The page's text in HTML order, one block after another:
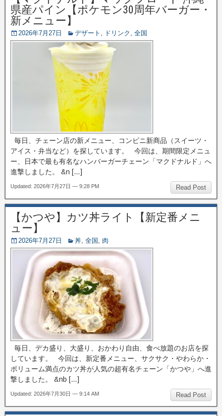
県産パイン【ポケモン30周年バーガー・
新メニュー】
2026年7月27日 デザート , ドリンク , 全国
毎日、チェーン店の新メニュー、コンビニ新商品（スイーツ・
アイス・弁当など）を探しています。 今回は、期間限定メニュ
ー、日本で最も有名なハンバーガーチェーン「マクドナルド」へ
進撃しました。 &n […]
Read Post
Updated: 2026年7月27日 — 9:28 PM
【かつや】カツ丼ライト【新定番メニ
ュー】
2026年7月27日 丼, 全国 , 肉
毎日、デカ盛り、大盛り、おかわり自由、食べ放題のお店を探
しています。 今回は、新定番メニュー、サクサク・やわらか・
ボリューム満点のカツ丼が人気の超有名チェーン「かつや」へ進
撃しました。 &nb […]
Read Post
Updated: 2026年7月30日 — 9:14 AM